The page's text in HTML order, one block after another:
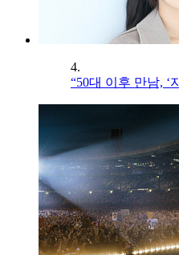
4.
“50대 이후 만남, ‘